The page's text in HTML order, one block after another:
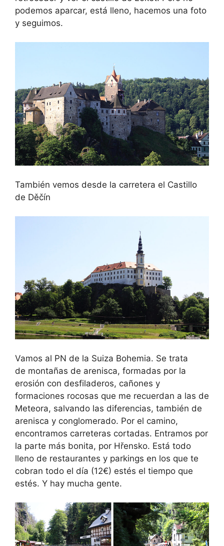
podemos aparcar, está lleno, hacemos una foto
y seguimos.
También vemos desde la carretera el Castillo
de Děčín
Vamos al PN de la Suiza Bohemia. Se trata
de montañas de arenisca, formadas por la
erosión con desfiladeros, cañones y
formaciones rocosas que me recuerdan a las de
Meteora, salvando las diferencias, también de
arenisca y conglomerado. Por el camino,
encontramos carreteras cortadas. Entramos por
la parte más bonita, por Hřensko. Está todo
lleno de restaurantes y parkings en los que te
cobran todo el día (12€) estés el tiempo que
estés. Y hay mucha gente.